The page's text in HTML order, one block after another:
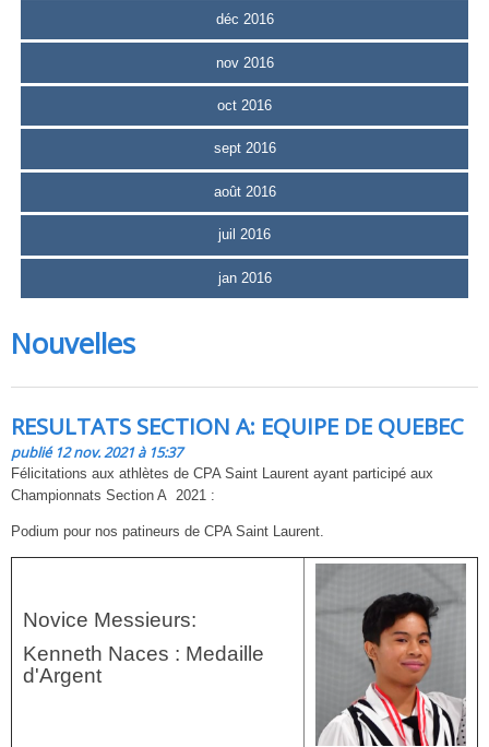
déc 2016
nov 2016
oct 2016
sept 2016
août 2016
juil 2016
jan 2016
Nouvelles
RESULTATS SECTION A: EQUIPE DE QUEBEC
publié 12 nov. 2021 à 15:37
Félicitations aux athlètes de CPA Saint Laurent ayant participé aux
Championnats Section A 2021 :
Podium pour nos patineurs de CPA Saint Laurent.
Novice Messieurs:
Kenneth Naces : Medaille
d'Argent